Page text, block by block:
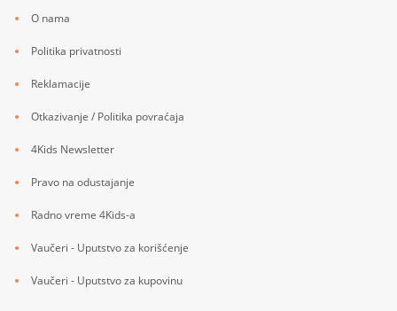
O nama
Politika privatnosti
Reklamacije
Otkazivanje / Politika povraćaja
4Kids Newsletter
Pravo na odustajanje
Radno vreme 4Kids-a
Vaučeri - Uputstvo za korišćenje
Vaučeri - Uputstvo za kupovinu